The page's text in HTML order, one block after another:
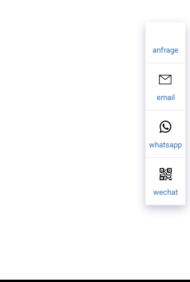
anfrage
email
whatsapp
wechat